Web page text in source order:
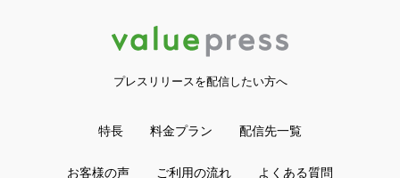
プレスリリースを配信したい方へ
特長 料金プラン 配信先一覧
お客様の声 ご利用の流れ よくある質問